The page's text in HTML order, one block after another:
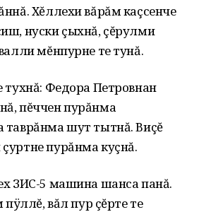
Хĕллехи вăрăм каçсенче
нуски çыхнă, çĕрулми
мĕнпурне те тунă.
тухнă: Федора Петровнан
пĕччен пурăнма
таврăнма шут тытнă. Виçĕ
пурăнма куçнă.
ЗИС-5 машина шанса панă.
вăл пур çĕрте те